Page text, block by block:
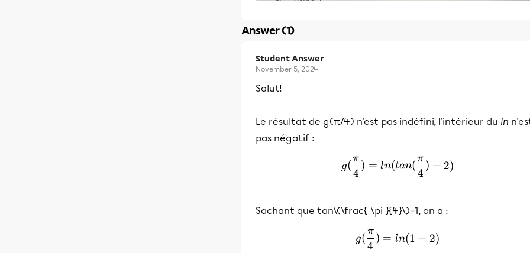
Answer (1)
Student Answer
November 5, 2024
Salut!
Le résultat de g(π/4) n'est pas indéfini, l'intérieur du ln
pas négatif :
g(\frac{ \pi
g(
4
π
) = ln(tan(
4
π
) + 2)
Sachant que tan\(\frac{ \pi }{4}\)=1, on a :
g(\frac{ \pi }{4})=ln(1 +
g(
4
π
) = ln(1 + 2)